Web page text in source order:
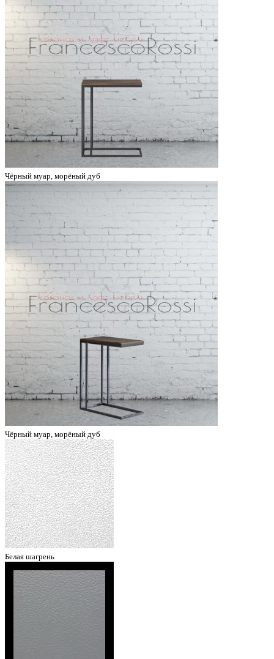
Чёрный муар, морёный дуб
Чёрный муар, морёный дуб
Белая шагрень